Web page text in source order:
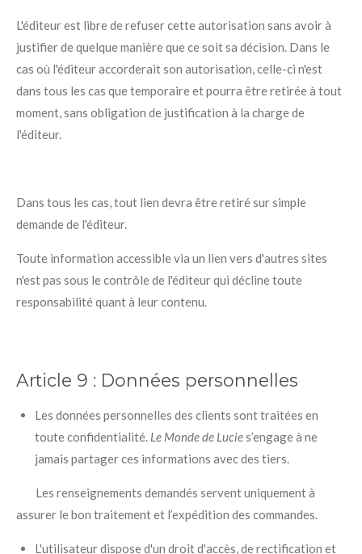
L'éditeur est libre de refuser cette autorisation sans avoir à
justifier de quelque manière que ce soit sa décision. Dans le
cas où l'éditeur accorderait son autorisation, celle-ci n'est
dans tous les cas que temporaire et pourra être retirée à tout
moment, sans obligation de justification à la charge de
l'éditeur.
Dans tous les cas, tout lien devra être retiré sur simple
demande de l'éditeur.
Toute information accessible via un lien vers d'autres sites
n'est pas sous le contrôle de l'éditeur qui décline toute
responsabilité quant à leur contenu.
Article 9 : Données personnelles
Les données personnelles des clients sont traitées en
toute confidentialité. Le Monde de Lucies’engage à ne
jamais partager ces informations avec des tiers.
Les renseignements demandés servent uniquement à
assurer le bon traitement et l’expédition des commandes.
L'utilisateur dispose d'un droit d'accès, de rectification et